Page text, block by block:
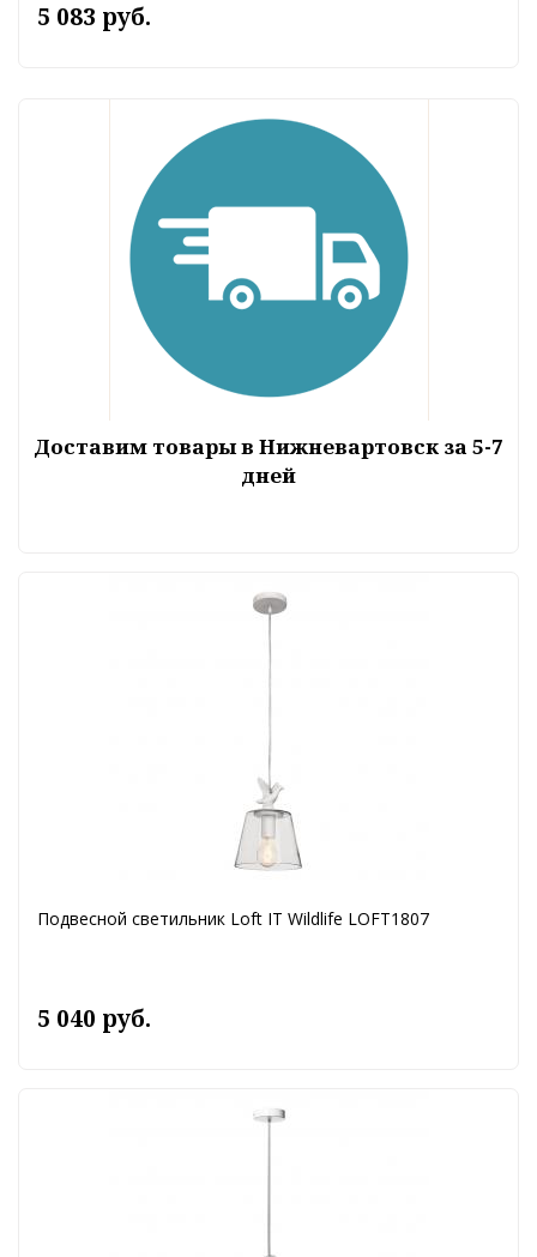
5 083 руб.
Доставим товары в Нижневартовск за 5-7
дней
Подвесной светильник Loft IT Wildlife LOFT1807
5 040 руб.